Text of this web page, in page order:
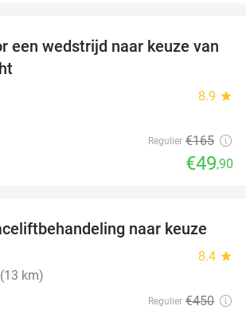
70%
een wedstrijd naar keuze van
8.9 star
Regulier €165
€49,90
87%
naar keuze
8.4 star
km)
Regulier €450